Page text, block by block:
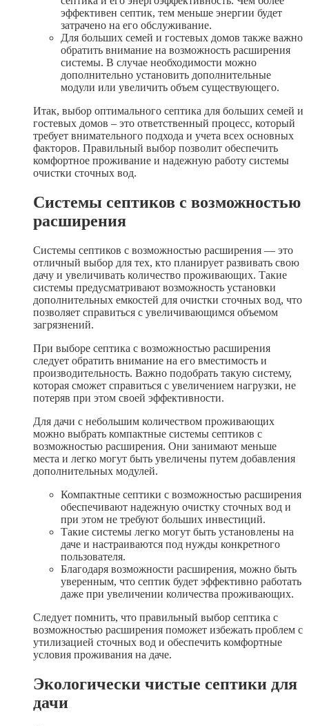
эффективен септик, тем меньше энергии будет
затрачено на его обслуживание.
Для больших семей и гостевых домов также важно
обратить внимание на возможность расширения
системы. В случае необходимости можно
дополнительно установить дополнительные
модули или увеличить объем существующего.
Итак, выбор оптимального септика для больших семей и
гостевых домов – это ответственный процесс, который
требует внимательного подхода и учета всех основных
факторов. Правильный выбор позволит обеспечить
комфортное проживание и надежную работу системы
очистки сточных вод.
Системы септиков с возможностью
расширения
Системы септиков с возможностью расширения — это
отличный выбор для тех, кто планирует развивать свою
дачу и увеличивать количество проживающих. Такие
системы предусматривают возможность установки
дополнительных емкостей для очистки сточных вод, что
позволяет справиться с увеличивающимся объемом
загрязнений.
При выборе септика с возможностью расширения
следует обратить внимание на его вместимость и
производительность. Важно подобрать такую систему,
которая сможет справиться с увеличением нагрузки, не
потеряв при этом своей эффективности.
Для дачи с небольшим количеством проживающих
можно выбрать компактные системы септиков с
возможностью расширения. Они занимают меньше
места и легко могут быть увеличены путем добавления
дополнительных модулей.
Компактные септики с возможностью расширения
обеспечивают надежную очистку сточных вод и
при этом не требуют больших инвестиций.
Такие системы легко могут быть установлены на
даче и настраиваются под нужды конкретного
пользователя.
Благодаря возможности расширения, можно быть
уверенным, что септик будет эффективно работать
даже при увеличении количества проживающих.
Следует помнить, что правильный выбор септика с
возможностью расширения поможет избежать проблем с
утилизацией сточных вод и обеспечить комфортные
условия проживания на даче.
Экологически чистые септики для
дачи